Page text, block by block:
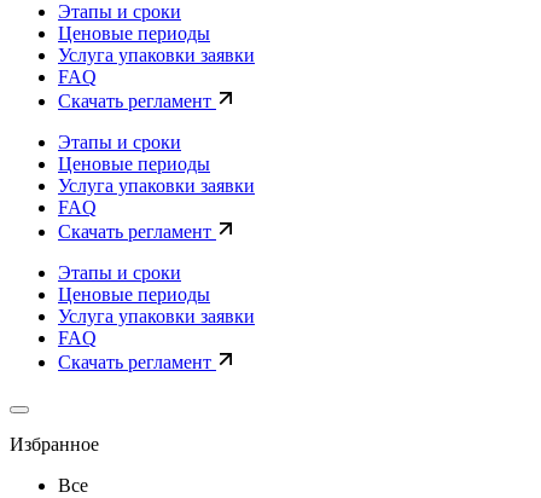
Этапы и сроки
Ценовые периоды
Услуга упаковки заявки
FAQ
Скачать регламент
Этапы и сроки
Ценовые периоды
Услуга упаковки заявки
FAQ
Скачать регламент
Этапы и сроки
Ценовые периоды
Услуга упаковки заявки
FAQ
Скачать регламент
Избранное
Все